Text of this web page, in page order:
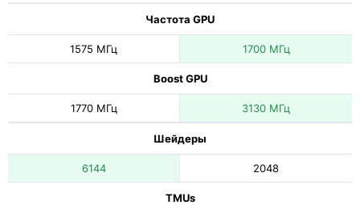
Частота GPU
1575 МГц 1700 МГц
Boost GPU
1770 МГц 3130 МГц
Шейдеры
6144 2048
TMUs